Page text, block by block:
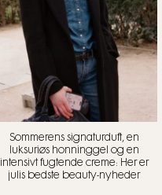
Sommerens signaturduft, en
luksuriøs honninggel og en
intensivt fugtende creme: Her er
julis bedste beauty-nyheder